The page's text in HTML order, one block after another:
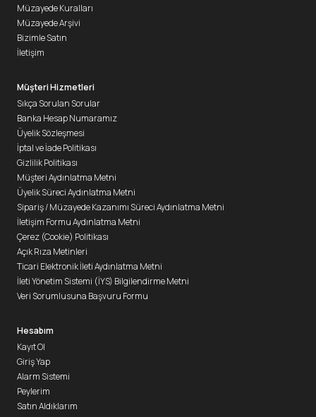
Müzayede Kuralları
Müzayede Arşivi
Bizimle Satın
İletişim
Müşteri Hizmetleri
Sıkça Sorulan Sorular
Banka Hesap Numaramız
Üyelik Sözleşmesi
İptal ve İade Politikası
Gizlilik Politikası
Müşteri Aydınlatma Metni
Üyelik Süreci Aydınlatma Metni
Sipariş / Müzayede Kazanımı Süreci Aydınlatma Metni
İletişim Formu Aydınlatma Metni
Çerez (Cookie) Politikası
Açık Rıza Metinleri
Ticari Elektronik İleti Aydınlatma Metni
İleti Yönetim Sistemi (İYS) Bilgilendirme Metni
Veri Sorumlusuna Başvuru Formu
Hesabım
Kayıt Ol
Giriş Yap
Alarm Sistemi
Peylerim
Satın Aldıklarım